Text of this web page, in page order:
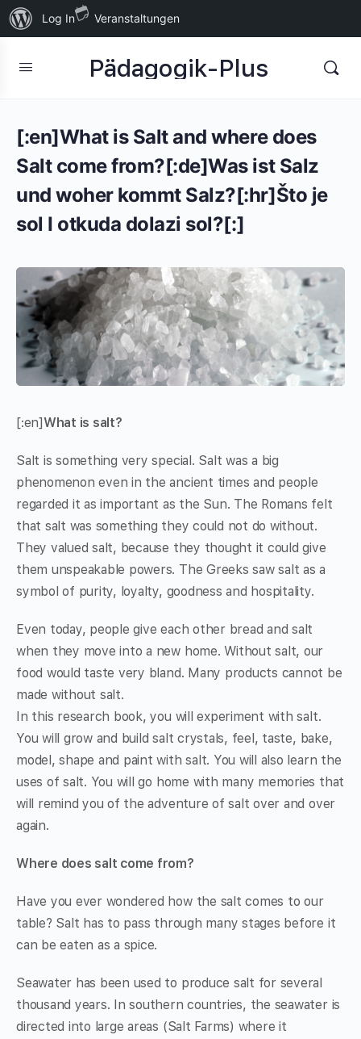
Über
WordPress
Log In Veranstaltungen
Pädagogik-Plus
[:en]What is Salt and where does
Salt come from?[:de]Was ist Salz
und woher kommt Salz?[:hr]Što je
sol I otkuda dolazi sol?[:]
[:en]What is salt?
Salt is something very special. Salt was a big
phenomenon even in the ancient times and people
regarded it as important as the Sun. The Romans felt
that salt was something they could not do without.
They valued salt, because they thought it could give
them unspeakable powers. The Greeks saw salt as a
symbol of purity, loyalty, goodness and hospitality.
Even today, people give each other bread and salt
when they move into a new home. Without salt, our
food would taste very bland. Many products cannot be
made without salt.
In this research book, you will experiment with salt.
You will grow and build salt crystals, feel, taste, bake,
model, shape and paint with salt. You will also learn the
uses of salt. You will go home with many memories that
will remind you of the adventure of salt over and over
again.
Where does salt come from?
Have you ever wondered how the salt comes to our
table? Salt has to pass through many stages before it
can be eaten as a spice.
Seawater has been used to produce salt for several
thousand years. In southern countries, the seawater is
directed into large areas (Salt Farms) where it